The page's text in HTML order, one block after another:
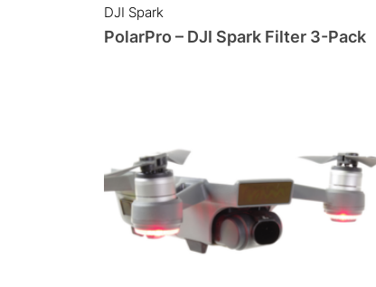
DJI Spark
PolarPro – DJI Spark Filter 3-Pack